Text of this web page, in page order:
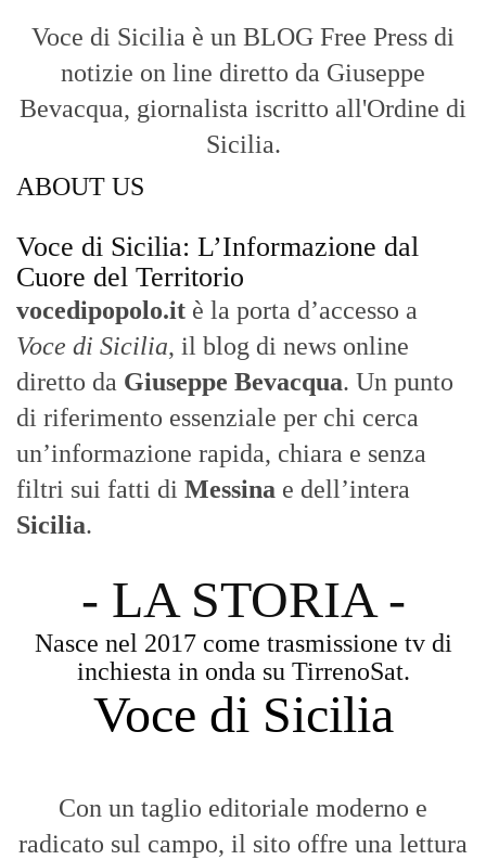
Voce di Sicilia è un BLOG Free Press di
notizie on line diretto da Giuseppe
Bevacqua, giornalista iscritto all'Ordine di
Sicilia.
ABOUT US
Voce di Sicilia: L’Informazione dal
Cuore del Territorio
vocedipopolo.it è la porta d’accesso a
Voce di Sicilia, il blog di news online
diretto da Giuseppe Bevacqua. Un punto
di riferimento essenziale per chi cerca
un’informazione rapida, chiara e senza
filtri sui fatti di Messina e dell’intera
Sicilia.
- LA STORIA -
Nasce nel 2017 come trasmissione tv di
inchiesta in onda su TirrenoSat.
Voce di Sicilia
Con un taglio editoriale moderno e
radicato sul campo, il sito offre una lettura